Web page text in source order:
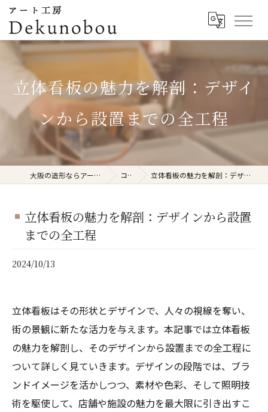
立体看板の魅力を解剖：デザイ
ンから設置までの全工程
大阪の造形ならアート工房Dekunobou コラム 立体看板の魅力を解剖：デザインから設置までの全工程
立体看板の魅力を解剖：デザインから設置
までの全工程
2024/10/13
立体看板はその形状とデザインで、人々の視線を奪い、
街の景観に新たな活力を与えます。本記事では立体看板
の魅力を解剖し、そのデザインから設置までの全工程に
ついて詳しく見ていきます。デザインの段階では、ブラ
ンドイメージを活かしつつ、素材や色彩、そして照明技
術を駆使して、店舗や施設の魅力を最大限に引き出すこ